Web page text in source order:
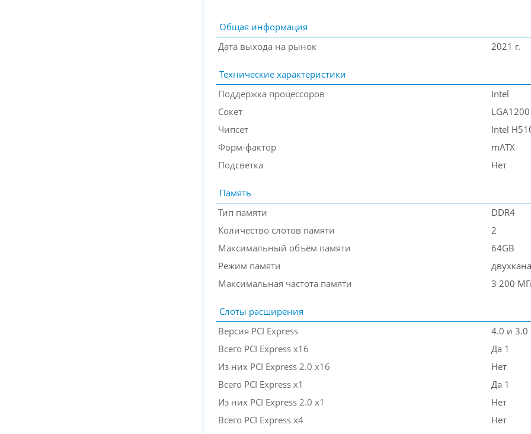
Общая информация
Дата выхода на рынок
2021 г.
Технические характеристики
Поддержка процессоров
Intel
Сокет
LGA1200
Чипсет
Intel
Форм-фактор
mATX
Подсветка
Нет
Память
Тип памяти
DDR4
Количество слотов памяти
2
Максимальный объём памяти
64GB
Режим памяти
Максимальная частота памяти
3 200
Слоты расширения
Версия PCI Express
4.0 и 3.0
Всего PCI Express x16
Да 1
Из них PCI Express 2.0 x16
Нет
Всего PCI Express x1
Да 1
Из них PCI Express 2.0 x1
Нет
Всего PCI Express x4
Нет